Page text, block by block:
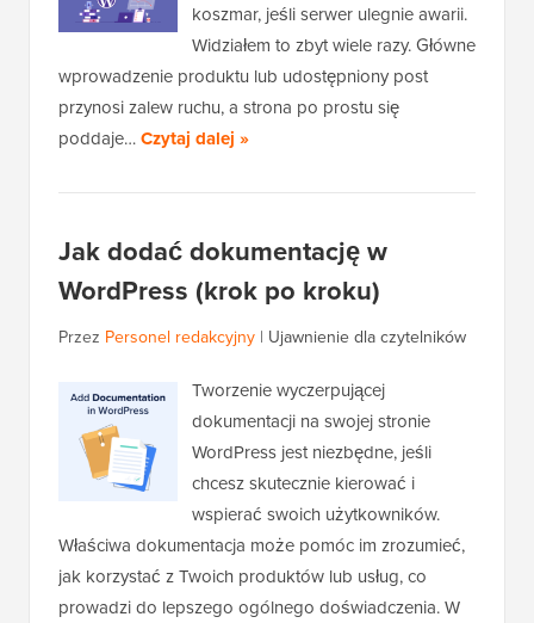
koszmar, jeśli serwer ulegnie awarii.
Widziałem to zbyt wiele razy. Główne
wprowadzenie produktu lub udostępniony post
przynosi zalew ruchu, a strona po prostu się
poddaje…Czytaj dalej »
Jak dodać dokumentację w
WordPress (krok po kroku)
Przez Personel redakcyjny | Ujawnienie dla czytelników
Tworzenie wyczerpującej
dokumentacji na swojej stronie
WordPress jest niezbędne, jeśli
chcesz skutecznie kierować i
wspierać swoich użytkowników.
Właściwa dokumentacja może pomóc im zrozumieć,
jak korzystać z Twoich produktów lub usług, co
prowadzi do lepszego ogólnego doświadczenia. W